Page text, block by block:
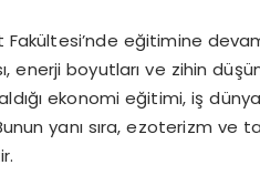
eğitimine
enerji boyutları ve zihin
ekonomi eğitimi, iş
yanı sıra, ezoterizm ve